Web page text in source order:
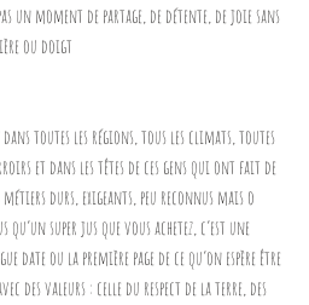
un moment de partage, de détente, de joie sans
ou doigt
dans toutes les régions, tous les climats, toutes
et dans les têtes de ces gens qui ont fait de
durs, exigeants, peu reconnus mais o
super jus que vous achetez, c’est une
ou la première page de ce qu’on espère être
des valeurs : celle du respect de la terre, des